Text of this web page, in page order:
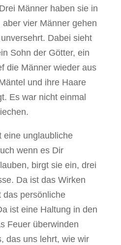
Männer haben sie in
vier Männer gehen
Dabei sieht
Sohn der Götter, ein
die Männer wieder aus
und ihre Haare
Es war nicht einmal
eine unglaubliche
wenn es Dir
birgt sie ein, drei
Da ist das Wirken
das persönliche
ist eine Haltung in den
Feuer überwinden
das uns lehrt, wie wir